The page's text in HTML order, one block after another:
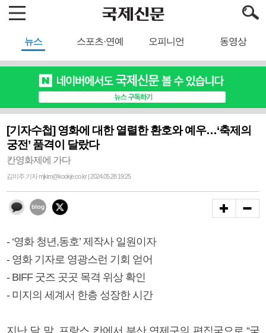
뉴스 스포츠·연예 오피니언 동영상
[기자수첩] 영화에 대한 열렬한 환호와 예우…‘축제의
궁전’ 품격이 달랐다
칸영화제에 가다
김미주 기자 mjkim@kookje.co.kr | 2024.05.28 19:25
- ‘영화 청년,동호’ 제작사 일원이자
- 영화 기자로 영광스런 기회 얻어
- BIFF 굿즈 곳곳 목격 위상 확인
- 미지의 세계서 한층 성장한 시간
지난 달 말, 프랑스 칸에서 부산 연제구의 편집국으로 “국